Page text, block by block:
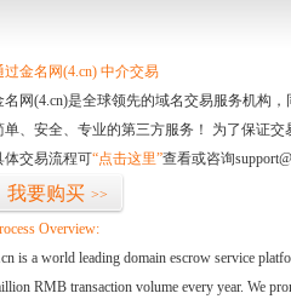
过金名网(4.cn) 中介交易
名网(4.cn)是全球领先的域名交易服务机构
单、安全、专业的第三方服务！ 为了保证
体交易流程可“点击这里”查看或咨询
我要购买 >>
Overview:
is a world leading domain escrow service
RMB transaction volume every year. We